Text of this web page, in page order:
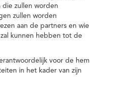
zullen worden
zullen worden
aan de partners en wie
kunnen hebben tot de
voor de hem
in het kader van zijn